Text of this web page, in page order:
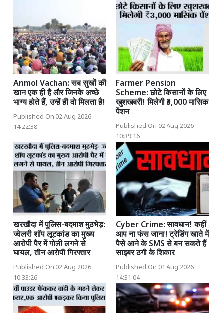
Anmol Vachan: सब सुखों की
खान एक ही है और जिनके अच्छे
भाग्य होते हैं, उन्हें ही वो मिलता है!
Published On 02 Aug 2026
14:22:38
Farmer Pension
Scheme: छोटे किसानों के लिए
खुशखबरी! मिलेगी ₹3,000 मासिक
पेंशन
Published On 02 Aug 2026
10:39:16
खरखौदा में पुलिस-बदमाश मुठभेड़:
ज्वेलरी शॉप लूटकांड का मुख्य
आरोपी पैर में गोली लगने से
घायल, तीन आरोपी गिरफ्तार
Published On 02 Aug 2026
10:33:26
Cyber Crime: सावधान! कहीं
आप ना फंस जाना! ट्रेडिंग खाते में
पैसे आने के SMS से बन सकते हैं
साइबर ठगी के शिकार
Published On 01 Aug 2026
14:31:04